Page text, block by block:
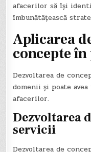
afacerilor să își
îmbunătățească
Aplicarea
concepte
Dezvoltarea de
domenii și poate
afacerilor.
Dezvoltarea
servicii
Dezvoltarea de